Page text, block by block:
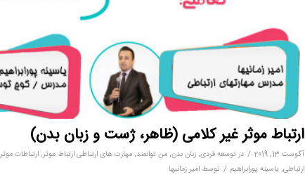
ارتباط موثر غیر کلامی (ظاهر، ژست و زبان بدن)
آگوست 13, 2019 / درتوسعه فردی,زبان بدن,منِ توانمند,مهارت های ارتباطیارتباط موثر,ارتباطات موثر
ارتباطی, یاسینه پورابراهیم / توسط امیر زمانیها